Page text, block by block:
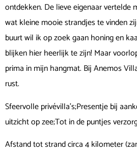
ontdekken. De lieve eigenaar vertelde
wat kleine mooie strandjes te vinden
buurt wil ik op zoek gaan honing en
blijken hier heerlijk te zijn! Maar
prima in mijn hangmat. Bij Anemos
rust.
Sfeervolle privévilla’s;Presentje bij
uitzicht op zee;Tot in de puntjes
Afstand tot strand circa 4 kilometer